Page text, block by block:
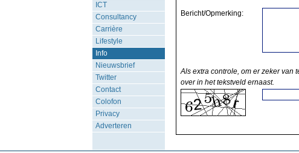
ICT
Consultancy
Carrière
Lifestyle
Info
Nieuwsbrief
Twitter
Contact
Colofon
Privacy
Adverteren
Bericht/Opmerking:
Als extra controle, om er zeker van
over in het tekstveld ernaast.